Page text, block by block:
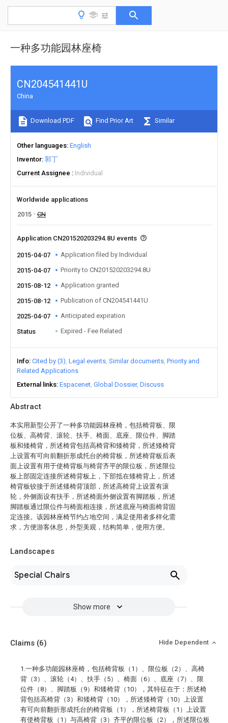
一种多功能园林座椅
Abstract
本实用新型公开了一种多功能园林座椅，包括椅背板、限
位板、高椅背、滚轮、扶手、椅面、底座、限位件、脚踏
板和矮椅背，所述椅背包括高椅背和矮椅背，所述矮椅背
上设置有可向前翻折形成托台的椅背板，所述椅背板后表
面上设置有用于使椅背板与椅背齐平的限位板，所述限位
板上部固定连接所述椅背板上，下部抵在矮椅背上，所述
椅背板铰接于所述矮椅背顶部，所述高椅背上设置有滚
轮，外侧面设有扶手，所述椅面外侧设置有脚踏板，所述
脚踏板通过限位件与椅面相连接，所述底座与椅面椅背固
定连接。该园林座椅节约占地空间，满足使用者多样化需
求，方便游客休息，外型美观，结构简单，使用方便。
Landscapes
Special Chairs
Show more
CN204541441U
China
Download PDF Find Prior Art Similar
Other languages English
Inventor 郭丁
Current Assignee
Individual
Worldwide applications
2015
CN
Application CN201520203294.8U events
2015-04-07 Application filed by Individual
2015-04-07 Priority to CN201520203294.8U
2015-08-12 Application granted
2015-08-12 Publication of CN204541441U
2025-04-07 Anticipated expiration
Status Expired - Fee Related
Info Cited by (3) Legal events Similar documents Priority and
Related Applications
External links Espacenet Global Dossier Discuss
Claims (6) Hide Dependent
1.一种多功能园林座椅，包括椅背板（1）、限位板（2）、高椅
背（3）、滚轮（4）、扶手（5）、椅面（6）、底座（7）、限
位件（8）、脚踏板（9）和矮椅背（10），其特征在于：所述椅
背包括高椅背（3）和矮椅背（10），所述矮椅背（10）上设置
有可向前翻折形成托台的椅背板（1），所述椅背板（1）上设置
有使椅背板（1）与高椅背（3）齐平的限位板（2），所述限位板